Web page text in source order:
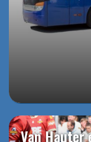
Van Hauter